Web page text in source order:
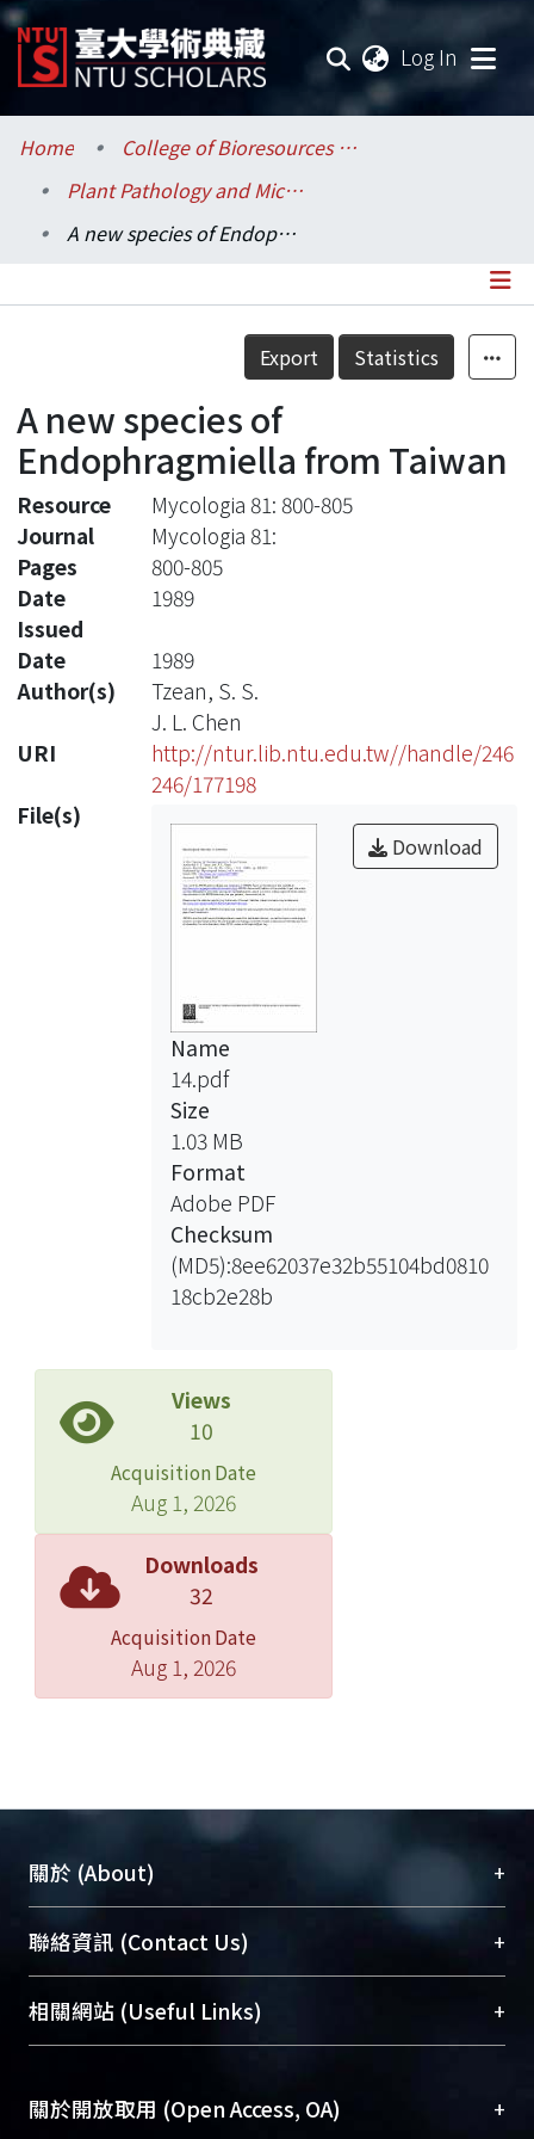
Log In
Communities & Collections
Research Outputs
Statistics
Home
College of Bioresources and Agriculture / 生物資源暨農學院
Plant Pathology and Microbiology / 植物病理與微生物學系
A new species of Endophragmiella from Taiwan
Details
Export Statistics
A new species of
Endophragmiella from Taiwan
Resource
Mycologia 81: 800-805
Journal
Mycologia 81:
Pages
800-805
Date
Issued
1989
Date
1989
Author(s)
Tzean, S. S.
J. L. Chen
URI
http://ntur.lib.ntu.edu.tw//handle/246
246/177198
File(s)
Download
Name
14.pdf
Size
1.03 MB
Format
Adobe PDF
Checksum
(MD5):8ee62037e32b55104bd0810
18cb2e28b
Views
10
Acquisition Date
Aug 1, 2026
Downloads
32
Acquisition Date
Aug 1, 2026
關於 (About) +
臺大位居世界頂尖大學之列，為永久珍藏及向國際
展現本校豐碩的研究成果及學術能量，圖書館整合
機構典藏（NTUR）與學術庫（AH）不同功能平
台，成為臺大學術典藏NTU scholars。期能整合研
成果。
聯絡資訊 (Contact Us) +
總館學科館員(Main Library)
醫學圖書館學科館員(Medical Library)
Sciences Library)
相關網站 (Useful Links) +
關於開放取用 (Open Access, OA) +